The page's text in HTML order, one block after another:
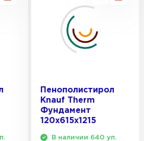
Пенополистирол
Knauf Therm
Фундамент
120х615х1215
В наличии 640 уп.
Термит
Изомин
Тимплэкс